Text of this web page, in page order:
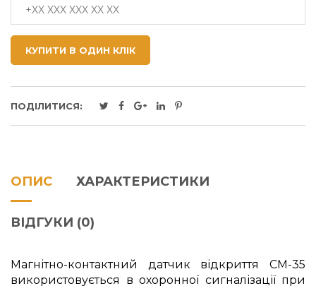
КУПИТИ В ОДИН КЛІК
ПОДІЛИТИСЯ:
ОПИС ХАРАКТЕРИСТИКИ
ВІДГУКИ (0)
Магнітно-контактний датчик відкриття СМ-35
використовується в охоронної сигналізації при